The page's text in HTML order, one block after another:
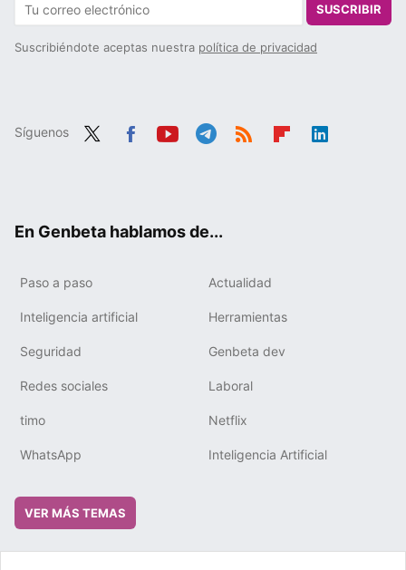
SUSCRIBIR
Suscribiéndote aceptas nuestra política de privacidad
Síguenos
En Genbeta hablamos de...
Paso a paso Actualidad
Inteligencia artificial Herramientas
Seguridad Genbeta dev
Redes sociales Laboral
timo Netflix
WhatsApp Inteligencia Artificial
VER MÁS TEMAS